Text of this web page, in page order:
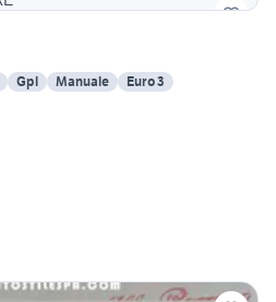
Gpl Manuale Euro 3